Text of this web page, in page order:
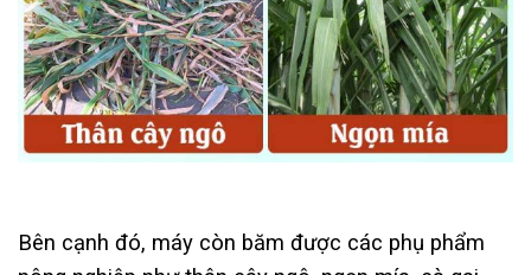
Bên cạnh đó, máy còn băm được các phụ phẩm